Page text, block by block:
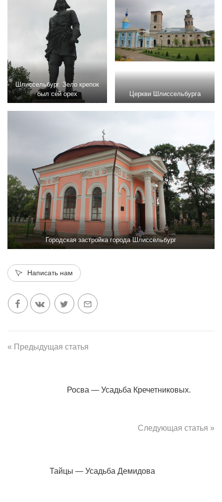
Шлиссельбург. Зело крепок
был сей орех
Церкви Шлиссельбурга
Городская застройка города Шлиссельбург
Написать нам
« Предыдущая статья
Росва — Усадьба Кречетниковых.
Следующая статья »
Тайцы — Усадьба Демидова